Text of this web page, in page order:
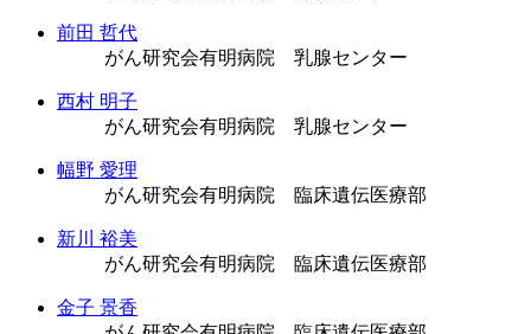
前田 哲代
がん研究会有明病院 乳腺センター
西村 明子
がん研究会有明病院 乳腺センター
幅野 愛理
がん研究会有明病院 臨床遺伝医療部
新川 裕美
がん研究会有明病院 臨床遺伝医療部
金子 景香